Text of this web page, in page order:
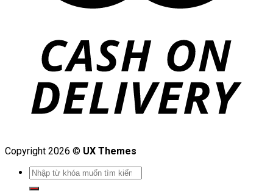
Copyright 2026 © UX Themes
Search
for: